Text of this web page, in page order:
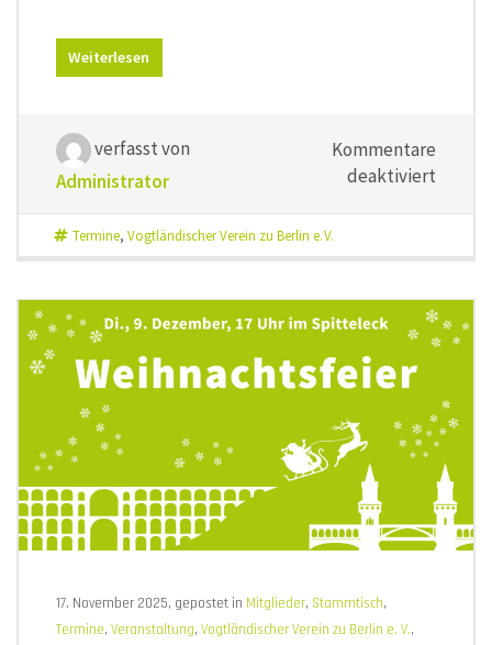
Weiterlesen
verfasst von
Administrator
Kommentare
deaktiviert
Termine, Vogtländischer Verein zu Berlin e. V.
17. November 2025, gepostet in Mitglieder, Stammtisch,
Termine, Veranstaltung, Vogtländischer Verein zu Berlin e. V.,